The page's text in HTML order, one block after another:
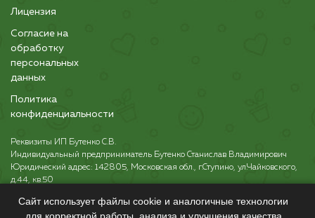
Лицензия
Согласие на
обработку
персональных
данных
Политика
конфиденциальности
Реквизиты ИП Бутенко С.В.
Индивидуальный предприниматель Бутенко Станислав Владимирович
Юридический адрес: 142805, Московская обл., г.Ступино, ул.Чайковского,
д.44, кв.50
ИНН: 504506694812
Сайт использует файлы cookie и аналогичные технологии